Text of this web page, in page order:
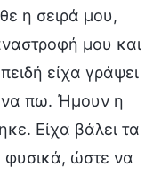
η σειρά μου,
μου και
είχα γράψει
να πω. Ήμουν η
Είχα βάλει τα
φυσικά, ώστε να